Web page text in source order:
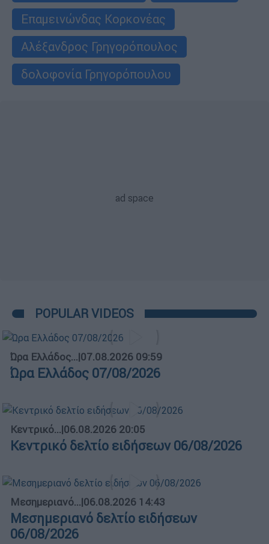
Επαμεινώνδας Κορκονέας
Αλέξανδρος Γρηγορόπουλος
δολοφονία Γρηγορόπουλου
POPULAR VIDEOS
Ώρα Ελλάδος...|07.08.2026 09:59
Ώρα Ελλάδος 07/08/2026
Κεντρικό...|06.08.2026 20:05
Κεντρικό δελτίο ειδήσεων 06/08/2026
Μεσημεριανό...|06.08.2026 14:43
Μεσημεριανό δελτίο ειδήσεων
06/08/2026